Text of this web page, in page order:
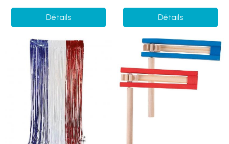
Détails Détails